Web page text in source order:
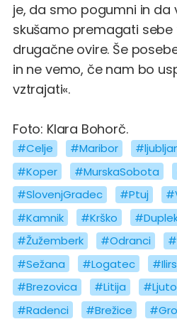
je, da smo pogumni in da
skušamo premagati sebe
drugačne ovire. Še
in ne vemo, če nam bo
vztrajati«.
Foto: Klara Bohorč.
#Celje #Maribor
#Koper
#MurskaSobota
#SlovenjGradec
#Ptuj
#Kamnik
#Krško
#Žužemberk
#Odranci
#Sežana
#Logatec
#Brezovica
#Litija
#Radenci
#Brežice